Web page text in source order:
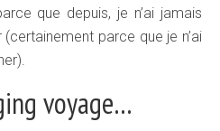
que depuis, je n’ai jamais
parce que je n’ai
voyage…